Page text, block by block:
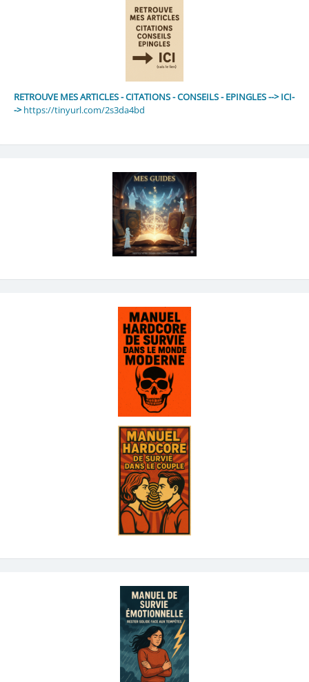
RETROUVE MES ARTICLES - CITATIONS - CONSEILS - EPINGLES --> ICI-
-> https://tinyurl.com/2s3da4bd